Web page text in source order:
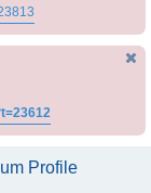
Profile